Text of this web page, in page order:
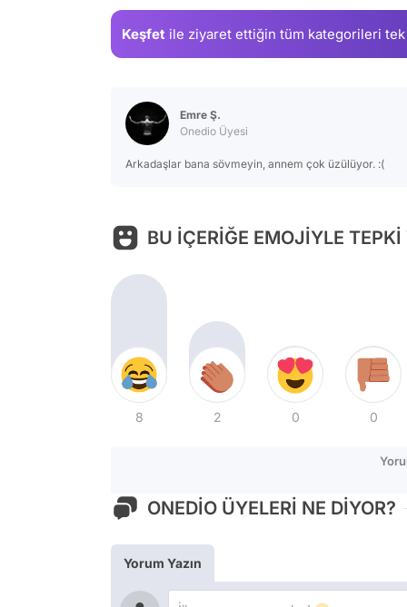
Keşfet ile ziyaret ettiğin tüm kategorileri tek
Emre Ş.
Onedio Üyesi
Arkadaşlar bana sövmeyin, annem çok üzülüyor. :(
BU İÇERİĞE EMOJİYLE TEPKİ
8 2 0 0
ONEDİO ÜYELERİ NE DİYOR?
Yorum Yazın